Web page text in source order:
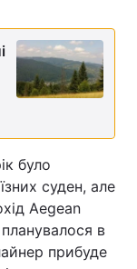
було
суден, але
Aegean
в
прибуде